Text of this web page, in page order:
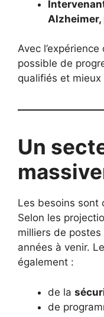
Avec
possible de
qualifiés et mieux
Un
Les besoins sont
Selon les
milliers de
années à venir.
également :
de la
de